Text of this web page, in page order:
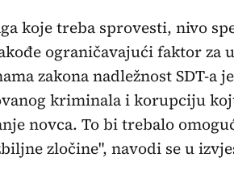
koje treba sprovesti, nivo
ograničavajući faktor za
zakona nadležnost SDT-a je
kriminala i korupciju
novca. To bi trebalo
zločine", navodi se u